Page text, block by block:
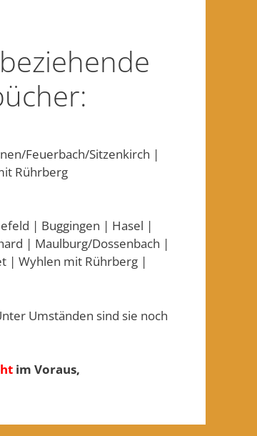
Feuerbach/Sitzenkirch |
Rührberg
| Buggingen | Hasel |
| Maulburg/Dossenbach |
| Wyhlen mit Rührberg |
Umständen sind sie noch
im Voraus,